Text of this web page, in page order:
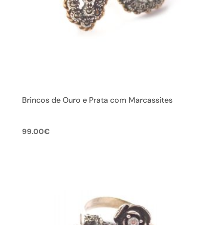
Brincos de Ouro e Prata com Marcassites
99.00€